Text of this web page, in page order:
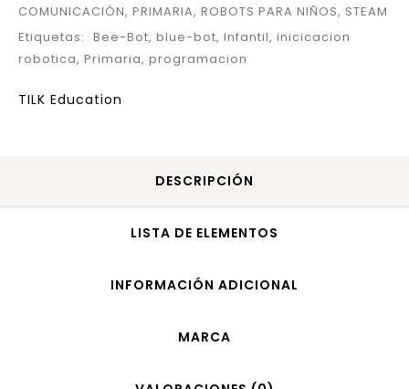
COMUNICACIÓN, PRIMARIA, ROBOTS PARA NIÑOS, STEAM
Etiquetas: Bee-Bot, blue-bot, Infantil, inicicacion
robotica, Primaria, programacion
TILK Education
DESCRIPCIÓN
LISTA DE ELEMENTOS
INFORMACIÓN ADICIONAL
MARCA